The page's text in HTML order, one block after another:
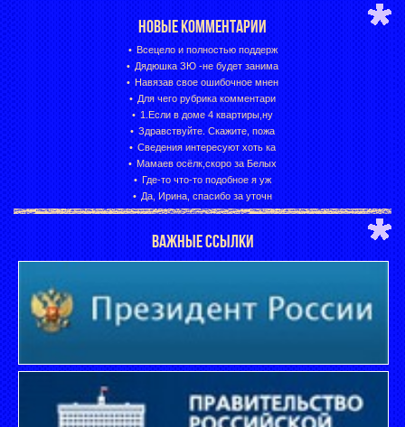
НОВЫЕ КОММЕНТАРИИ
Всецело и полностью поддерж
Дядюшка ЗЮ -не будет занима
Навязав свое ошибочное мнен
Для чего рубрика комментари
1.Если в доме 4 квартиры,ну
Здравствуйте. Скажите, пожа
Сведения интересуют хоть ка
Мамаев осёлк,скоро за Белых
Где-то что-то подобное я уж
Да, Ирина, спасибо за уточн
ВАЖНЫЕ ССЫЛКИ